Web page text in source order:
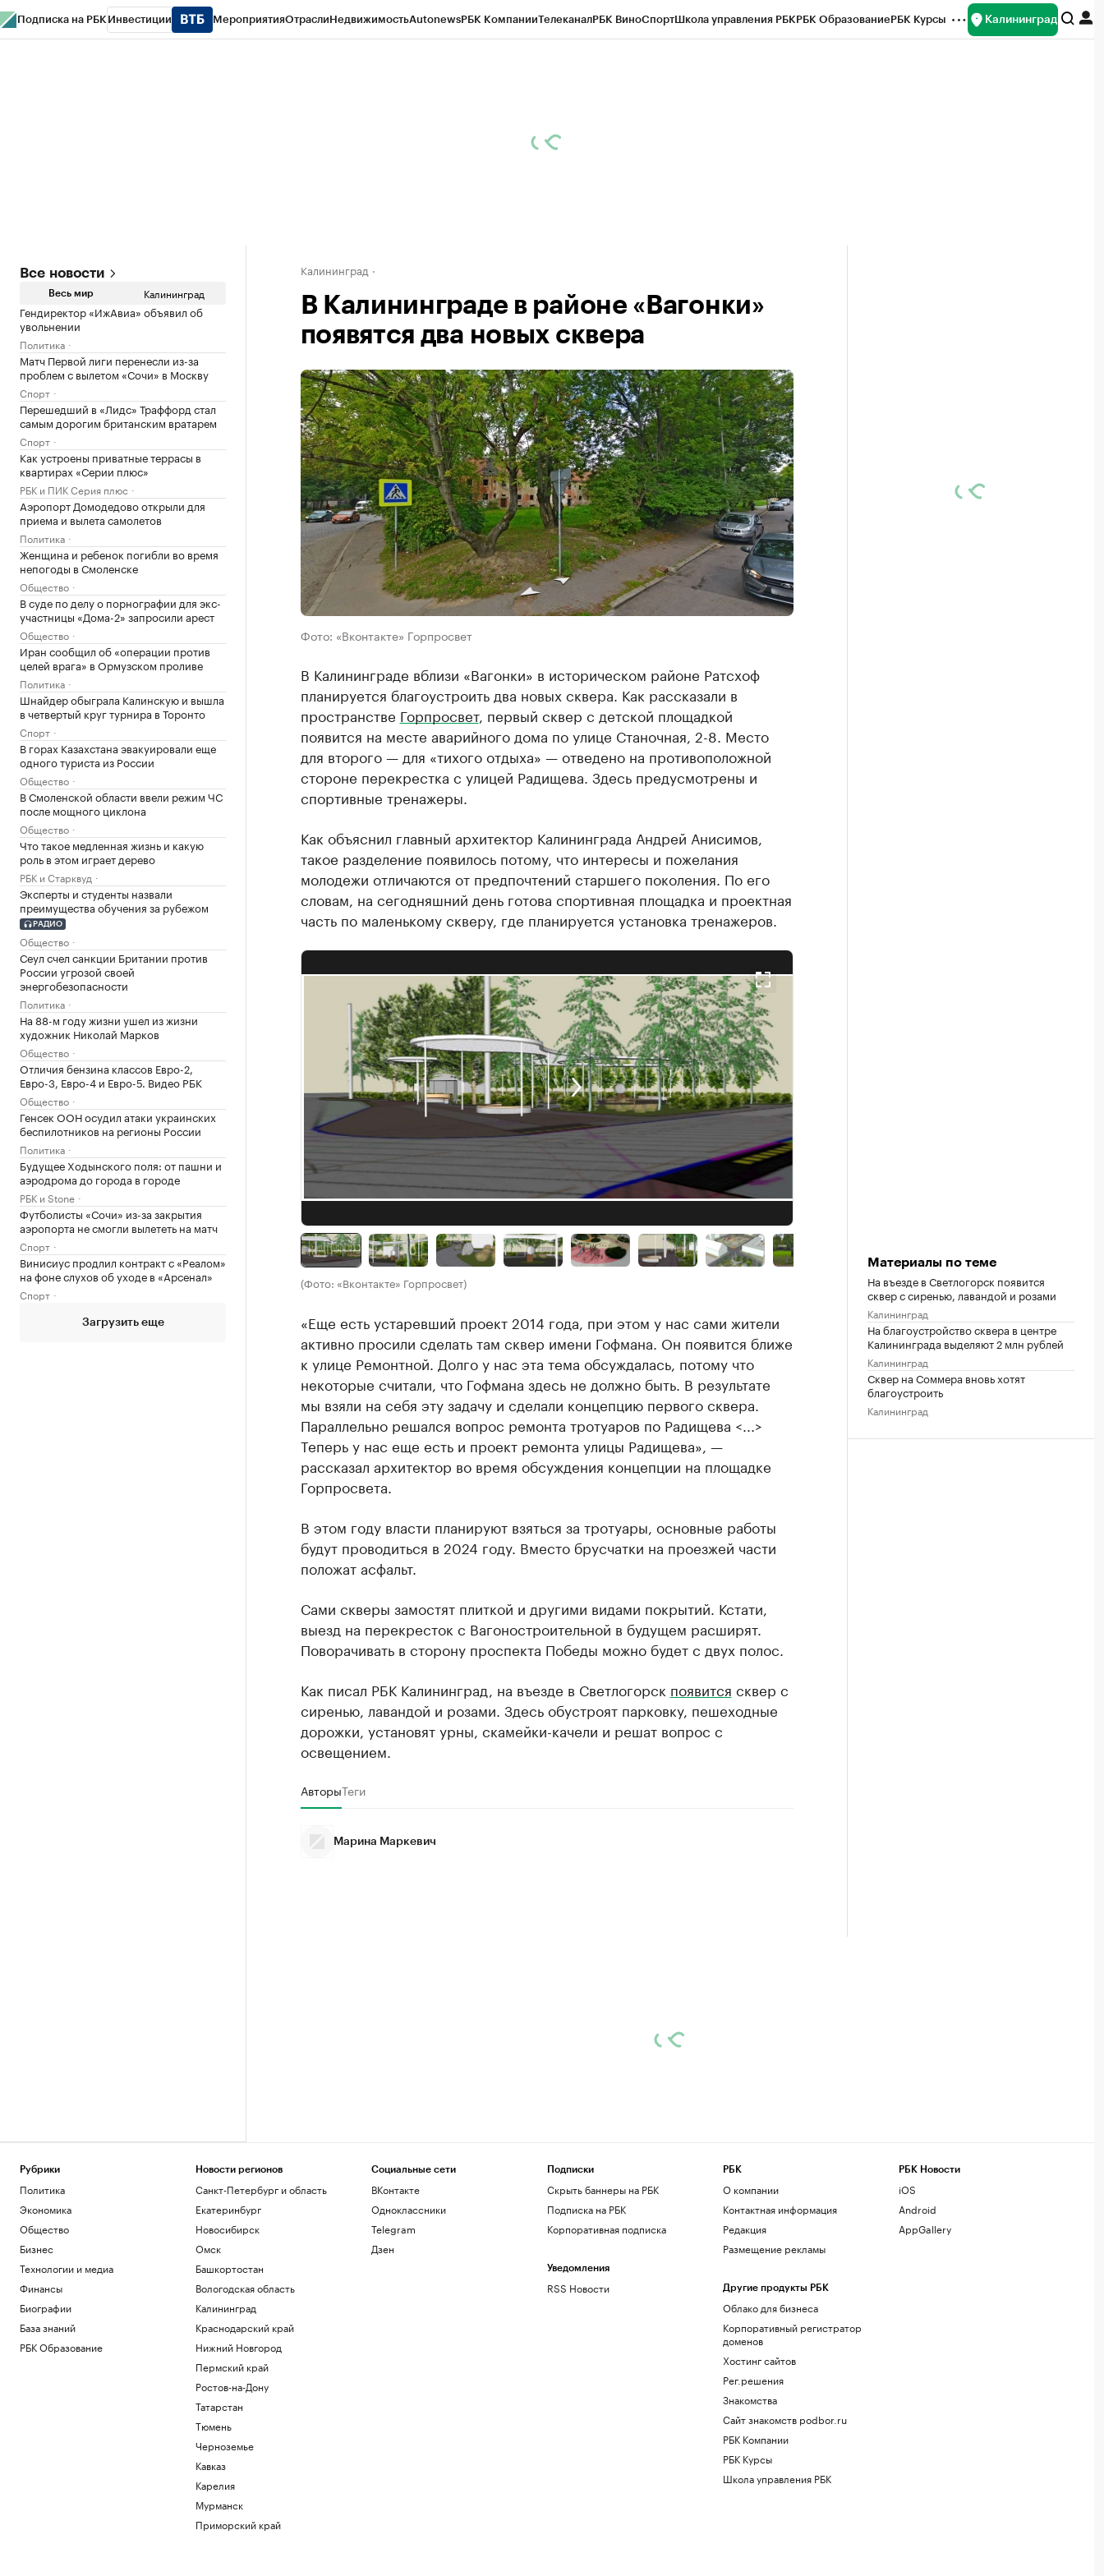
Подписка на РБК Инвестиции МероприятияОтраслиНедвижимостьAutonewsРБК КомпанииТелеканалРБК ВиноСпортШкола управления РБКРБК ОбразованиеРБК Курсы Калининград
Все новости
Весь мир Калининград
Гендиректор «ИжАвиа» объявил об
увольнении
Политика
Матч Первой лиги перенесли из-за
проблем с вылетом «Сочи» в Москву
Спорт
Перешедший в «Лидс» Траффорд стал
самым дорогим британским вратарем
Спорт
Как устроены приватные террасы в
квартирах «Серии плюс»
РБК и ПИК Серия плюс
Аэропорт Домодедово открыли для
приема и вылета самолетов
Политика
Женщина и ребенок погибли во время
непогоды в Смоленске
Общество
В суде по делу о порнографии для экс-
участницы «Дома-2» запросили арест
Общество
Иран сообщил об «операции против
целей врага» в Ормузском проливе
Политика
Шнайдер обыграла Калинскую и вышла
в четвертый круг турнира в Торонто
Спорт
В горах Казахстана эвакуировали еще
одного туриста из России
Общество
В Смоленской области ввели режим ЧС
после мощного циклона
Общество
Что такое медленная жизнь и какую
роль в этом играет дерево
РБК и Старквуд
Эксперты и студенты назвали
преимущества обучения за рубежом
РАДИО
Общество
Сеул счел санкции Британии против
России угрозой своей
энергобезопасности
Политика
На 88-м году жизни ушел из жизни
художник Николай Марков
Общество
Отличия бензина классов Евро-2,
Евро-3, Евро-4 и Евро-5. Видео РБК
Общество
Генсек ООН осудил атаки украинских
беспилотников на регионы России
Политика
Будущее Ходынского поля: от пашни и
аэродрома до города в городе
РБК и Stone
Футболисты «Сочи» из-за закрытия
аэропорта не смогли вылететь на матч
Спорт
Винисиус продлил контракт с «Реалом»
на фоне слухов об уходе в «Арсенал»
Спорт
Загрузить еще
Калининград
В Калининграде в районе «Вагонки»
появятся два новых сквера
Фото: «Вконтакте» Горпросвет
В Калининграде вблизи «Вагонки» в историческом районе Ратсхоф
планируется благоустроить два новых сквера. Как рассказали в
пространстве Горпросвет, первый сквер с детской площадкой
появится на месте аварийного дома по улице Станочная, 2-8. Место
для второго — для «тихого отдыха» — отведено на противоположной
стороне перекрестка с улицей Радищева. Здесь предусмотрены и
спортивные тренажеры.
Как объяснил главный архитектор Калининграда Андрей Анисимов,
такое разделение появилось потому, что интересы и пожелания
молодежи отличаются от предпочтений старшего поколения. По его
словам, на сегодняшний день готова спортивная площадка и проектная
часть по маленькому скверу, где планируется установка тренажеров.
(Фото: «Вконтакте» Горпросвет)
«Еще есть устаревший проект 2014 года, при этом у нас сами жители
активно просили сделать там сквер имени Гофмана. Он появится ближе
к улице Ремонтной. Долго у нас эта тема обсуждалась, потому что
некоторые считали, что Гофмана здесь не должно быть. В результате
мы взяли на себя эту задачу и сделали концепцию первого сквера.
Параллельно решался вопрос ремонта тротуаров по Радищева <...>
Теперь у нас еще есть и проект ремонта улицы Радищева», —
рассказал архитектор во время обсуждения концепции на площадке
Горпросвета.
В этом году власти планируют взяться за тротуары, основные работы
будут проводиться в 2024 году. Вместо брусчатки на проезжей части
положат асфальт.
Сами скверы замостят плиткой и другими видами покрытий. Кстати,
выезд на перекресток с Вагоностроительной в будущем расширят.
Поворачивать в сторону проспекта Победы можно будет с двух полос.
Как писал РБК Калининград, на въезде в Светлогорск появится сквер с
сиренью, лавандой и розами. Здесь обустроят парковку, пешеходные
дорожки, установят урны, скамейки-качели и решат вопрос с
освещением.
АвторыТеги
Марина Маркевич
Материалы по теме
На въезде в Светлогорск появится
сквер с сиренью, лавандой и розами
Калининград
На благоустройство сквера в центре
Калининграда выделяют 2 млн рублей
Калининград
Сквер на Соммера вновь хотят
благоустроить
Калининград
Рубрики
Политика
Экономика
Общество
Бизнес
Технологии и медиа
Финансы
Биографии
База знаний
РБК Образование
Новости регионов
Санкт-Петербург и область
Екатеринбург
Новосибирск
Омск
Башкортостан
Вологодская область
Калининград
Краснодарский край
Нижний Новгород
Пермский край
Ростов-на-Дону
Татарстан
Тюмень
Черноземье
Кавказ
Карелия
Мурманск
Приморский край
Социальные сети
ВКонтакте
Одноклассники
Telegram
Дзен
Подписки
Скрыть баннеры на РБК
Подписка на РБК
Корпоративная подписка
Уведомления
RSS Новости
РБК
О компании
Контактная информация
Редакция
Размещение рекламы
Другие продукты РБК
Облако для бизнеса
Корпоративный регистратор
доменов
Хостинг сайтов
Рег.решения
Знакомства
Сайт знакомств podbor.ru
РБК Компании
РБК Курсы
Школа управления РБК
РБК Новости
iOS
Android
AppGallery